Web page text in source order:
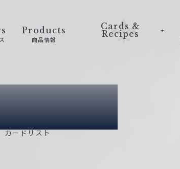
Products
商品情報
Cards &
Recipes
List
カードリスト